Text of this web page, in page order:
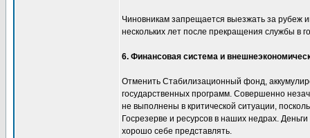
Чиновникам запрещается выезжать за рубеж
нескольких лет после прекращения службы в
6. Финансовая система и
Отменить Стабилизационный фонд,
государственных программ. Совершенно
не выполнены в критической ситуации,
Госрезерве и ресурсов в наших недрах.
хорошо себе представлять.